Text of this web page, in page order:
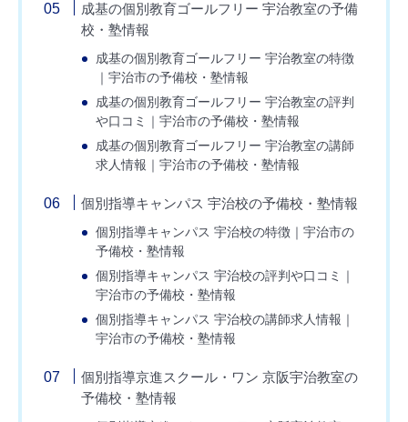
成基の個別教育ゴールフリー 宇治教室の予備
校・塾情報
成基の個別教育ゴールフリー 宇治教室の特徴
｜宇治市の予備校・塾情報
成基の個別教育ゴールフリー 宇治教室の評判
や口コミ｜宇治市の予備校・塾情報
成基の個別教育ゴールフリー 宇治教室の講師
求人情報｜宇治市の予備校・塾情報
個別指導キャンパス 宇治校の予備校・塾情報
個別指導キャンパス 宇治校の特徴｜宇治市の
予備校・塾情報
個別指導キャンパス 宇治校の評判や口コミ｜
宇治市の予備校・塾情報
個別指導キャンパス 宇治校の講師求人情報｜
宇治市の予備校・塾情報
個別指導京進スクール・ワン 京阪宇治教室の
予備校・塾情報